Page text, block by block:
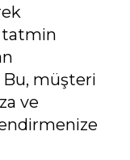
tatmin
Bu, müşteri
ve